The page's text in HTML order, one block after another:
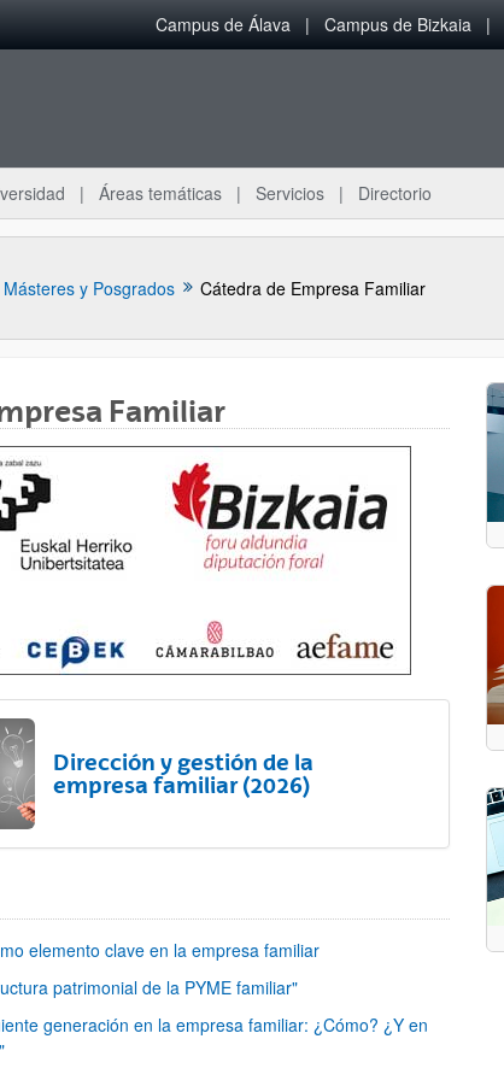
Campus de Álava Campus de Bizkaia
Áreas temáticas Servicios Directorio
Másteres y Posgrados Cátedra de Empresa Familiar
Familiar
Dirección y gestión de la
empresa familiar (2026)
elemento clave en la empresa familiar
patrimonial de la PYME familiar"
generación en la empresa familiar: ¿Cómo? ¿Y en